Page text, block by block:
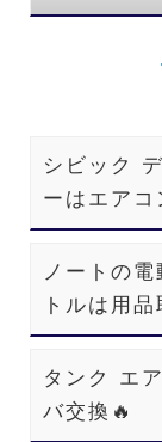
シビック
ーはエア
ノートの
トルは用
タンク エ
バ交換🔥